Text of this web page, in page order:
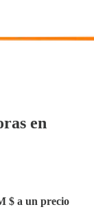
en
$ a un precio